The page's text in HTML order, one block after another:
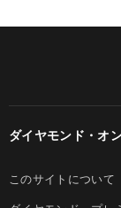
ダイヤモンド・オ
このサイトについて